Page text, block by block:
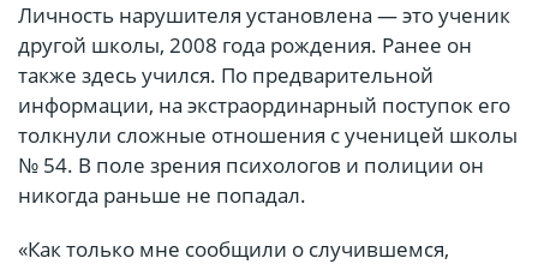
Личность нарушителя установлена — это ученик
другой школы, 2008 года рождения. Ранее он
также здесь учился. По предварительной
информации, на экстраординарный поступок его
толкнули сложные отношения с ученицей школы
№ 54. В поле зрения психологов и полиции он
никогда раньше не попадал.
«Как только мне сообщили о случившемся,